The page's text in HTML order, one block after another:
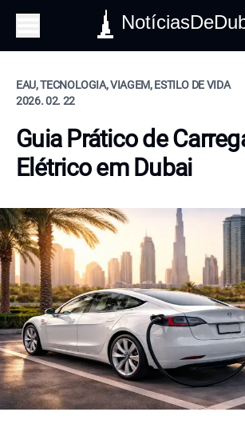
EAU, TECNOLOGIA, VIAGEM, ESTILO DE VIDA
2026. 02. 22
Guia Prático de
Elétrico em Dubai